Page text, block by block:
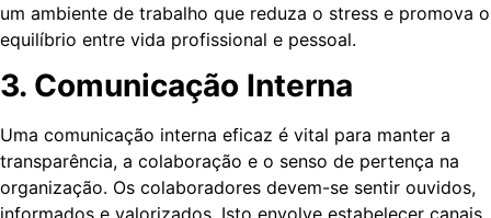
um ambiente de trabalho que reduza o stress e promova o
equilíbrio entre vida profissional e pessoal.
‌3. Comunicação Interna
Uma comunicação interna eficaz é vital para manter a
transparência, a colaboração e o senso de pertença na
organização. Os colaboradores devem-se sentir ouvidos,
informados e valorizados. Isto envolve estabelecer canais